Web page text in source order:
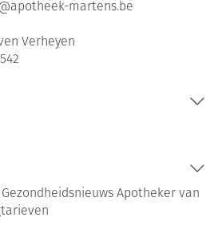
apotheek-martens.be
Verheyen
Gezondheidsnieuws Apotheker van